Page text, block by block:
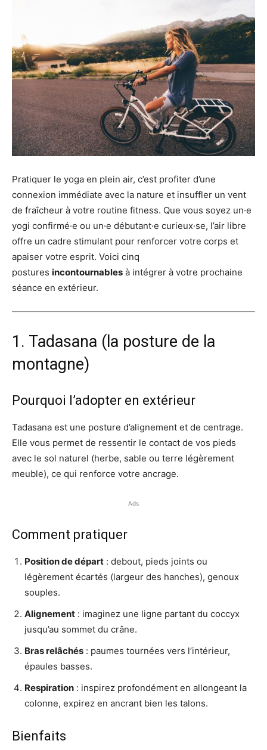
Pratiquer le yoga en plein air, c’est profiter d’une
connexion immédiate avec la nature et insuffler un vent
de fraîcheur à votre routine fitness. Que vous soyez un·e
yogi confirmé·e ou un·e débutant·e curieux·se, l’air libre
offre un cadre stimulant pour renforcer votre corps et
apaiser votre esprit. Voici cinq
postures incontournables à intégrer à votre prochaine
séance en extérieur.
1. Tadasana (la posture de la
montagne)
Pourquoi l’adopter en extérieur
Tadasana est une posture d’alignement et de centrage.
Elle vous permet de ressentir le contact de vos pieds
avec le sol naturel (herbe, sable ou terre légèrement
meuble), ce qui renforce votre ancrage.
Ads
Comment pratiquer
Position de départ : debout, pieds joints ou
légèrement écartés (largeur des hanches), genoux
souples.
Alignement : imaginez une ligne partant du coccyx
jusqu’au sommet du crâne.
Bras relâchés : paumes tournées vers l’intérieur,
épaules basses.
Respiration : inspirez profondément en allongeant la
colonne, expirez en ancrant bien les talons.
Bienfaits